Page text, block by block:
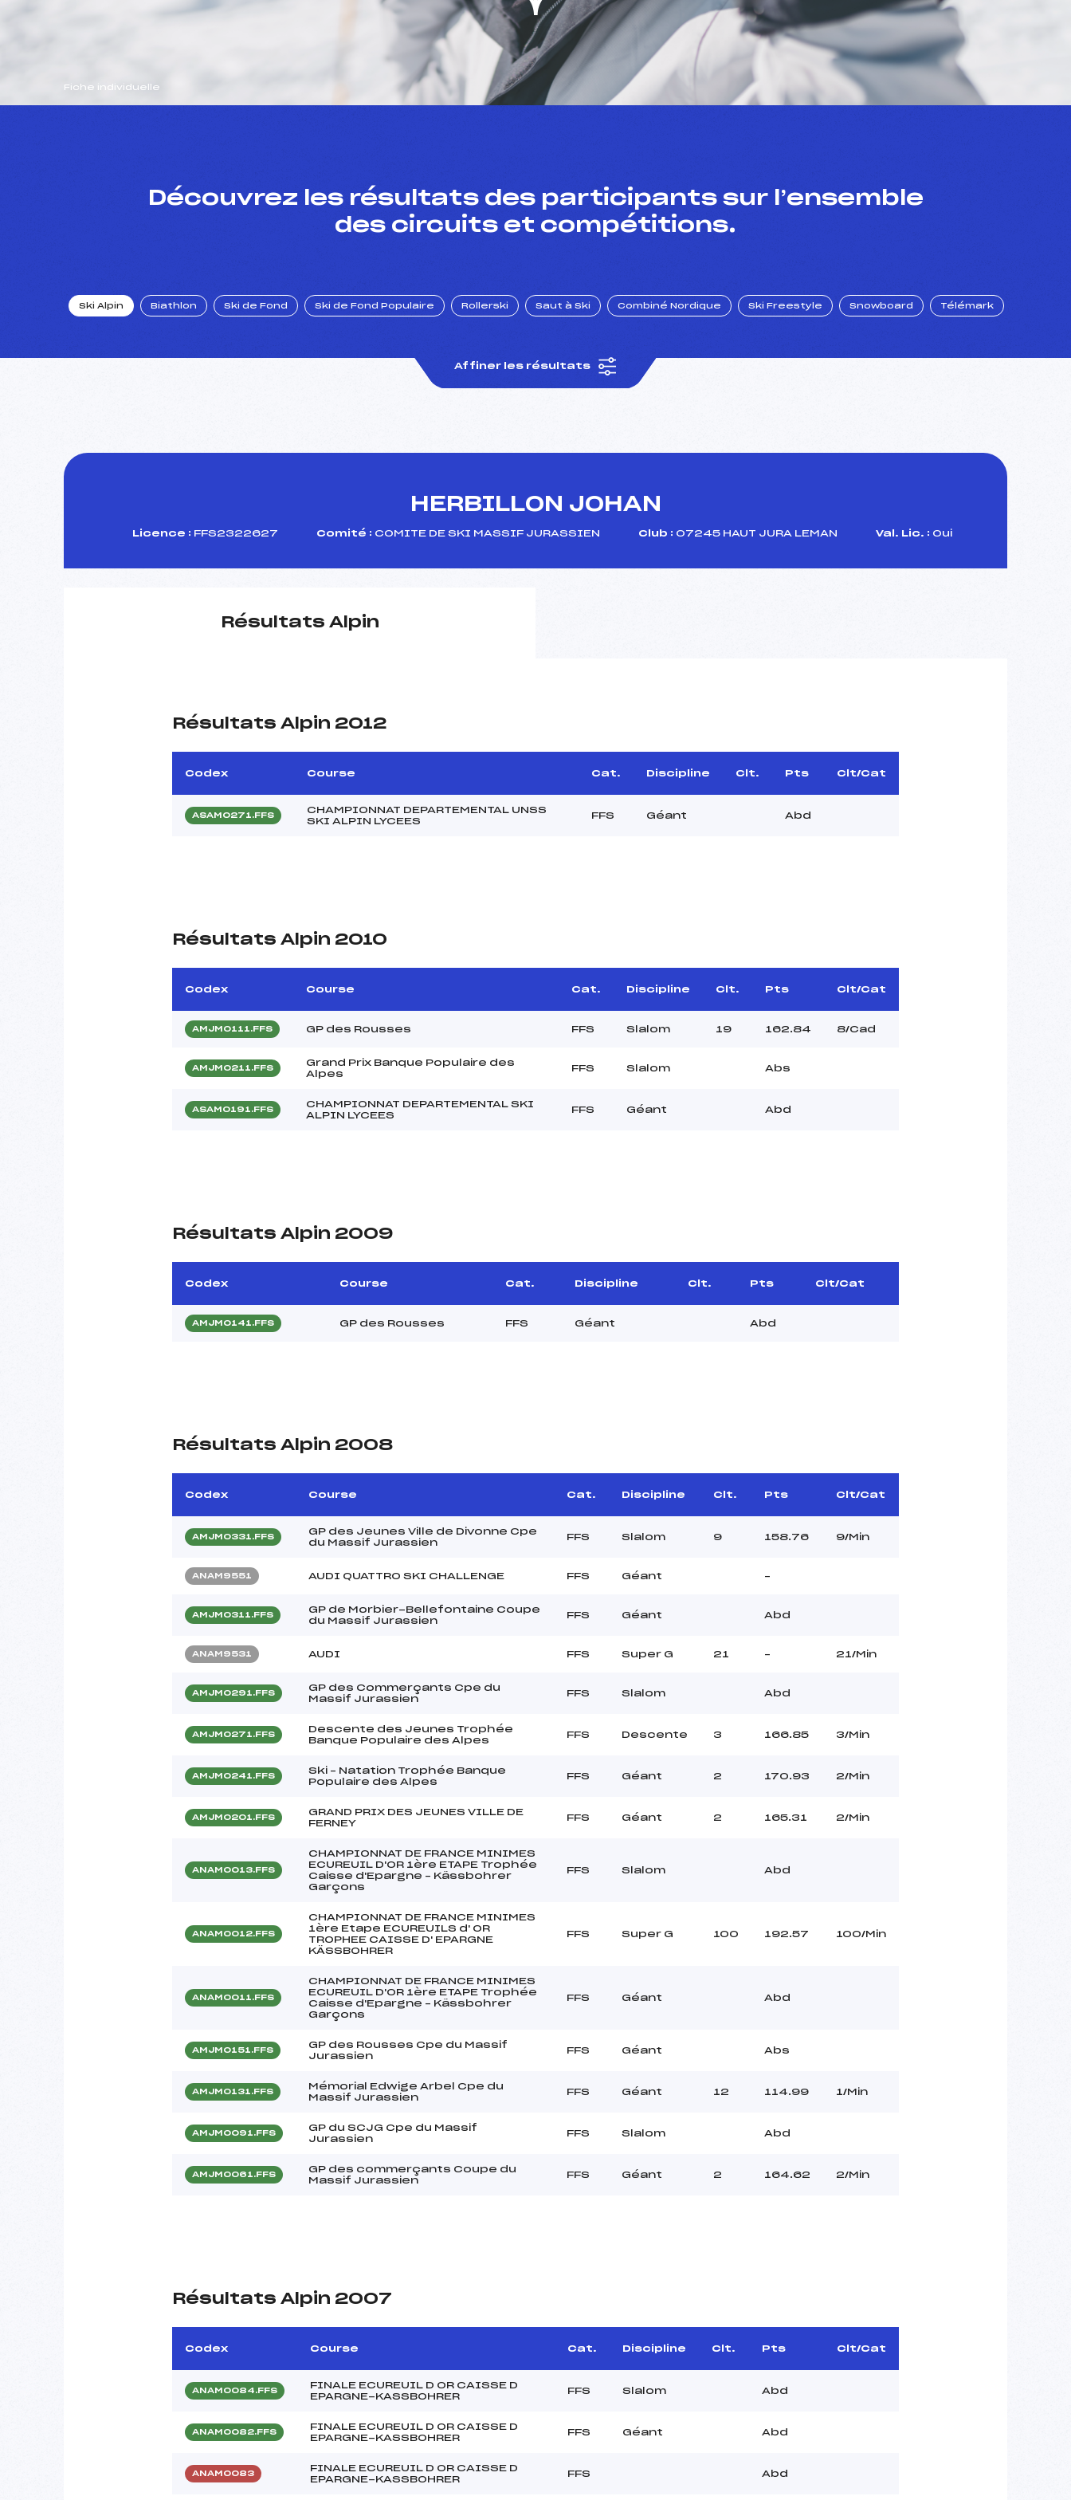
Fiche individuelle
Découvrez les résultats des participants sur l’ensemble
des circuits et compétitions.
Ski Alpin Biathlon Ski de Fond Ski de Fond Populaire Rollerski Saut à Ski Combiné Nordique Ski Freestyle Snowboard Télémark
Affiner les résultats
HERBILLON JOHAN
Licence : FFS2322627 Comité : COMITE DE SKI MASSIF JURASSIEN Club : 07245 HAUT JURA LEMAN Val. Lic. : Oui
Résultats Alpin
Résultats Alpin 2012
Codex Course Cat. Discipline Clt. Pts Clt/Cat
ASAM0271.FFS
CHAMPIONNAT DEPARTEMENTAL UNSS
SKI ALPIN LYCEES
FFS Géant Abd
Résultats Alpin 2010
Codex Course Cat. Discipline Clt. Pts Clt/Cat
AMJM0111.FFS GP des Rousses FFS Slalom 19 162.84 8/Cad
AMJM0211.FFS
Grand Prix Banque Populaire des
Alpes
FFS Slalom Abs
ASAM0191.FFS
CHAMPIONNAT DEPARTEMENTAL SKI
ALPIN LYCEES
FFS Géant Abd
Résultats Alpin 2009
Codex Course Cat. Discipline Clt. Pts Clt/Cat
AMJM0141.FFS GP des Rousses FFS Géant Abd
Résultats Alpin 2008
Codex Course Cat. Discipline Clt. Pts Clt/Cat
AMJM0331.FFS
GP des Jeunes Ville de Divonne Cpe
du Massif Jurassien
FFS Slalom 9 158.76 9/Min
ANAM9551 AUDI QUATTRO SKI CHALLENGE FFS Géant –
AMJM0311.FFS
GP de Morbier-Bellefontaine Coupe
du Massif Jurassien
FFS Géant Abd
ANAM9531 AUDI FFS Super G 21 – 21/Min
AMJM0291.FFS
GP des Commerçants Cpe du
Massif Jurassien
FFS Slalom Abd
AMJM0271.FFS
Descente des Jeunes Trophée
Banque Populaire des Alpes
FFS Descente 3 166.85 3/Min
AMJM0241.FFS
Ski – Natation Trophée Banque
Populaire des Alpes
FFS Géant 2 170.93 2/Min
AMJM0201.FFS
GRAND PRIX DES JEUNES VILLE DE
FERNEY
FFS Géant 2 165.31 2/Min
ANAM0013.FFS
CHAMPIONNAT DE FRANCE MINIMES
ECUREUIL D'OR 1ère ETAPE Trophée
Caisse d'Epargne – Kässbohrer
Garçons
FFS Slalom Abd
ANAM0012.FFS
CHAMPIONNAT DE FRANCE MINIMES
1ère Etape ECUREUILS d' OR
TROPHEE CAISSE D' EPARGNE
KÄSSBOHRER
FFS Super G 100 192.57 100/Min
ANAM0011.FFS
CHAMPIONNAT DE FRANCE MINIMES
ECUREUIL D'OR 1ère ETAPE Trophée
Caisse d'Epargne – Kässbohrer
Garçons
FFS Géant Abd
AMJM0151.FFS
GP des Rousses Cpe du Massif
Jurassien
FFS Géant Abs
AMJM0131.FFS
Mémorial Edwige Arbel Cpe du
Massif Jurassien
FFS Géant 12 114.99 1/Min
AMJM0091.FFS
GP du SCJG Cpe du Massif
Jurassien
FFS Slalom Abd
AMJM0061.FFS
GP des commerçants Coupe du
Massif Jurassien
FFS Géant 2 164.62 2/Min
Résultats Alpin 2007
Codex Course Cat. Discipline Clt. Pts Clt/Cat
ANAM0084.FFS
FINALE ECUREUIL D OR CAISSE D
EPARGNE-KASSBOHRER
FFS Slalom Abd
ANAM0082.FFS
FINALE ECUREUIL D OR CAISSE D
EPARGNE-KASSBOHRER
FFS Géant Abd
ANAM0083
FINALE ECUREUIL D OR CAISSE D
EPARGNE-KASSBOHRER
FFS Abd